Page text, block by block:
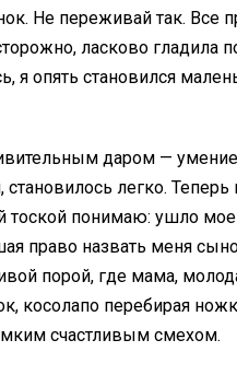
Не переживай так. Все
ласково гладила
я опять становился
даром —
легко.
понимаю: ушло
право назвать меня
порой, где мама,
косолапо перебирая
счастливым смехом.